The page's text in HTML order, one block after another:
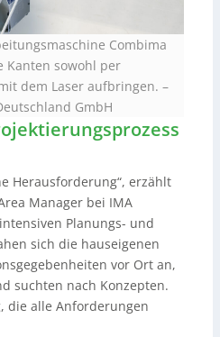
Combima
Kanten sowohl per
dem Laser aufbringen. –
GmbH
Herausforderung“, erzählt
Manager bei IMA
Planungs- und
sich die hauseigenen
vor Ort an,
suchten nach Konzepten.
die alle Anforderungen